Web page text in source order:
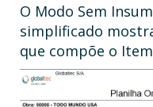
O Modo Sem
simplificado
que compõe o